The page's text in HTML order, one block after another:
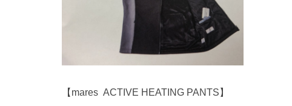
【mares ACTIVE HEATING PANTS】